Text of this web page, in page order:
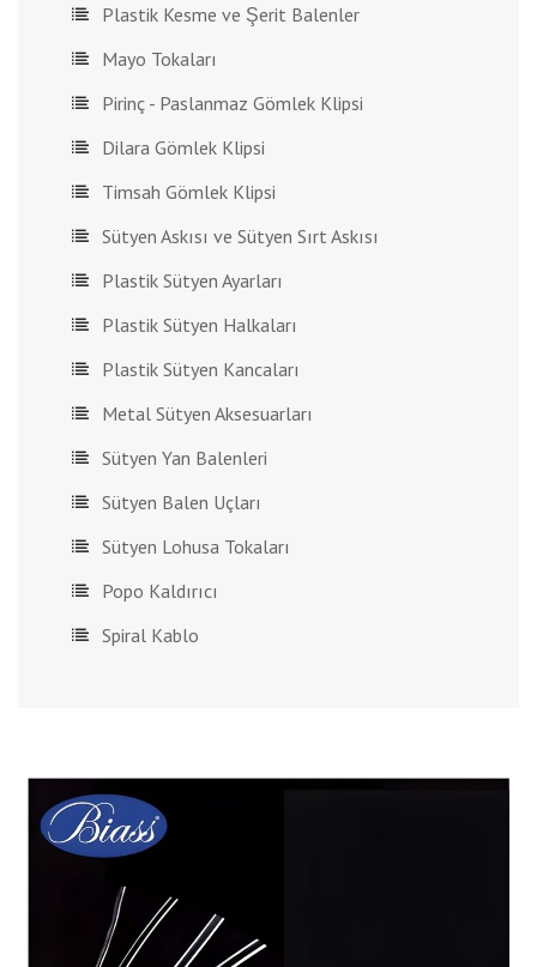
Plastik Kesme ve Şerit Balenler
Mayo Tokaları
Pirinç - Paslanmaz Gömlek Klipsi
Dilara Gömlek Klipsi
Timsah Gömlek Klipsi
Sütyen Askısı ve Sütyen Sırt Askısı
Plastik Sütyen Ayarları
Plastik Sütyen Halkaları
Plastik Sütyen Kancaları
Metal Sütyen Aksesuarları
Sütyen Yan Balenleri
Sütyen Balen Uçları
Sütyen Lohusa Tokaları
Popo Kaldırıcı
Spiral Kablo